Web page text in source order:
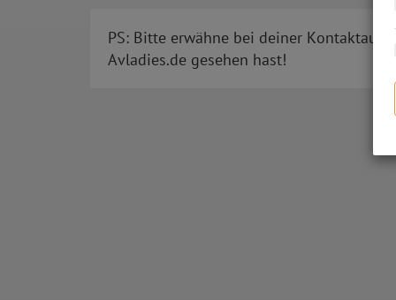
PS: Bitte erwähne bei deiner
Avladies.de gesehen hast!